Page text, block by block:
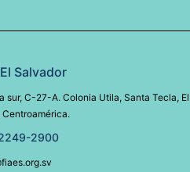
Salvador
sur, C-27-A. Colonia Utila, Santa Tecla, El
Centroamérica.
2900